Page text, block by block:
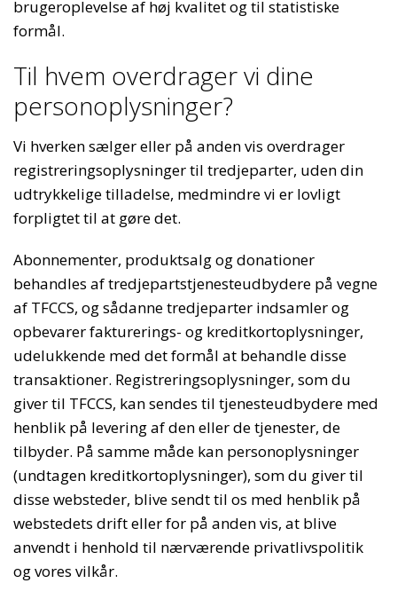
brugeroplevelse af høj kvalitet og til statistiske
formål.
Til hvem overdrager vi dine
personoplysninger?
Vi hverken sælger eller på anden vis overdrager
registreringsoplysninger til tredjeparter, uden din
udtrykkelige tilladelse, medmindre vi er lovligt
forpligtet til at gøre det.
Abonnementer, produktsalg og donationer
behandles af tredjepartstjenesteudbydere på vegne
af TFCCS, og sådanne tredjeparter indsamler og
opbevarer fakturerings- og kreditkortoplysninger,
udelukkende med det formål at behandle disse
transaktioner. Registreringsoplysninger, som du
giver til TFCCS, kan sendes til tjenesteudbydere med
henblik på levering af den eller de tjenester, de
tilbyder. På samme måde kan personoplysninger
(undtagen kreditkortoplysninger), som du giver til
disse websteder, blive sendt til os med henblik på
webstedets drift eller for på anden vis, at blive
anvendt i henhold til nærværende privatlivspolitik
og vores vilkår.